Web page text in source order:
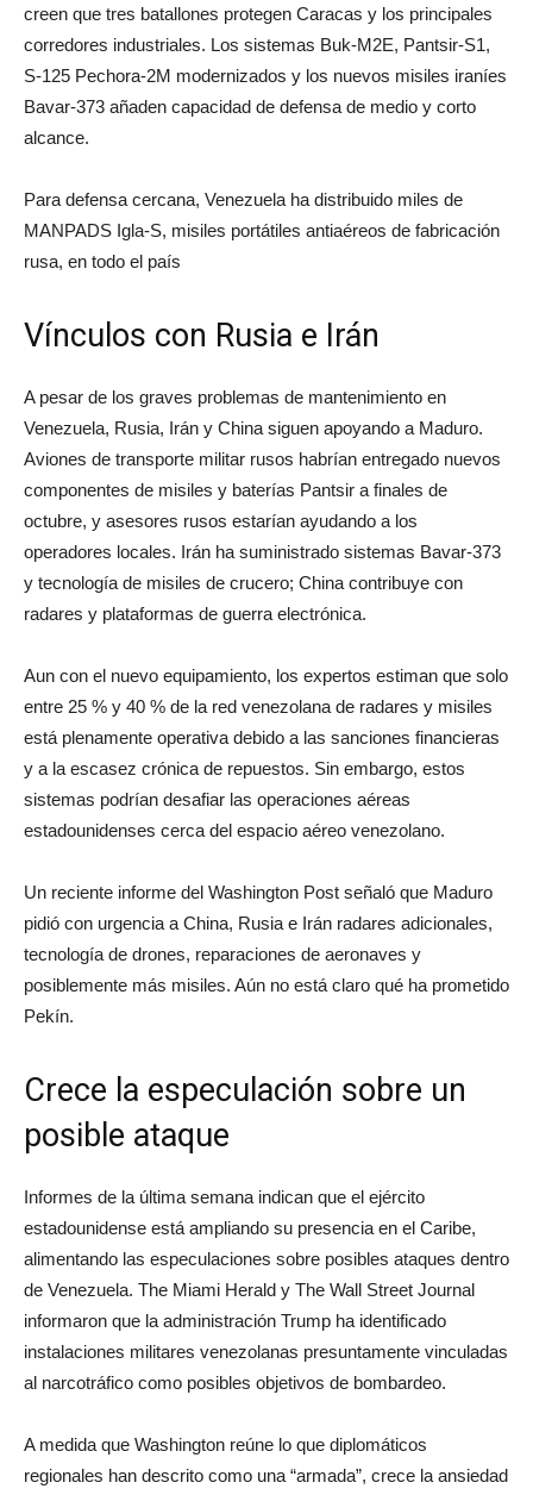
creen que tres batallones protegen Caracas y los principales
corredores industriales. Los sistemas Buk-M2E, Pantsir-S1,
S-125 Pechora-2M modernizados y los nuevos misiles iraníes
Bavar-373 añaden capacidad de defensa de medio y corto
alcance.
Para defensa cercana, Venezuela ha distribuido miles de
MANPADS Igla-S, misiles portátiles antiaéreos de fabricación
rusa, en todo el país
Vínculos con Rusia e Irán
A pesar de los graves problemas de mantenimiento en
Venezuela, Rusia, Irán y China siguen apoyando a Maduro.
Aviones de transporte militar rusos habrían entregado nuevos
componentes de misiles y baterías Pantsir a finales de
octubre, y asesores rusos estarían ayudando a los
operadores locales. Irán ha suministrado sistemas Bavar-373
y tecnología de misiles de crucero; China contribuye con
radares y plataformas de guerra electrónica.
Aun con el nuevo equipamiento, los expertos estiman que solo
entre 25 % y 40 % de la red venezolana de radares y misiles
está plenamente operativa debido a las sanciones financieras
y a la escasez crónica de repuestos. Sin embargo, estos
sistemas podrían desafiar las operaciones aéreas
estadounidenses cerca del espacio aéreo venezolano.
Un reciente informe del Washington Post señaló que Maduro
pidió con urgencia a China, Rusia e Irán radares adicionales,
tecnología de drones, reparaciones de aeronaves y
posiblemente más misiles. Aún no está claro qué ha prometido
Pekín.
Crece la especulación sobre un
posible ataque
Informes de la última semana indican que el ejército
estadounidense está ampliando su presencia en el Caribe,
alimentando las especulaciones sobre posibles ataques dentro
de Venezuela. The Miami Herald y The Wall Street Journal
informaron que la administración Trump ha identificado
instalaciones militares venezolanas presuntamente vinculadas
al narcotráfico como posibles objetivos de bombardeo.
A medida que Washington reúne lo que diplomáticos
regionales han descrito como una “armada”, crece la ansiedad